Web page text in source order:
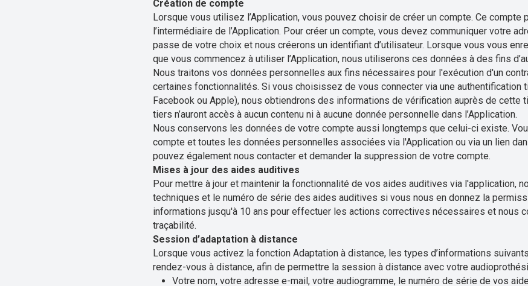
Création de compte
Lorsque vous utilisez l’Application, vous pouvez choisir de créer un compte. Ce compte
l’intermédiaire de l’Application. Pour créer un compte, vous devez communiquer votre
passe de votre choix et nous créerons un identifiant d’utilisateur. Lorsque vous vous
que vous commencez à utiliser l’Application, nous utiliserons ces données à des fins
Nous traitons vos données personnelles aux fins nécessaires pour l'exécution d'un
certaines fonctionnalités. Si vous choisissez de vous connecter via une authentification
Facebook ou Apple), nous obtiendrons des informations de vérification auprès de cette
tiers n’auront accès à aucun contenu ni à aucune donnée personnelle dans l’Application.
Nous conservons les données de votre compte aussi longtemps que celui-ci existe.
compte et toutes les données personnelles associées via l'Application ou via un lien
pouvez également nous contacter et demander la suppression de votre compte.
Mises à jour des aides auditives
Pour mettre à jour et maintenir la fonctionnalité de vos aides auditives via l'application,
techniques et le numéro de série des aides auditives si vous nous en donnez la
informations jusqu'à 10 ans pour effectuer les actions correctives nécessaires et nous
traçabilité.
Session d’adaptation à distance
Lorsque vous activez la fonction Adaptation à distance, les types d’informations
rendez-vous à distance, afin de permettre la session à distance avec votre
Votre nom, votre adresse e-mail, votre audiogramme, le numéro de série de vos